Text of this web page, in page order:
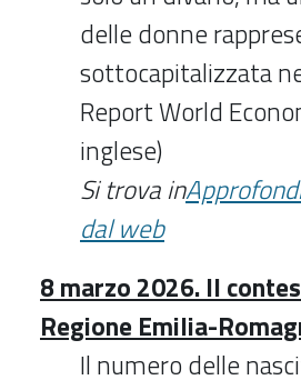
delle donne
sottocapitalizzata
Report World
inglese)
Si trova in
dal web
8 marzo 2026. Il
Regione Emilia-
Il numero delle